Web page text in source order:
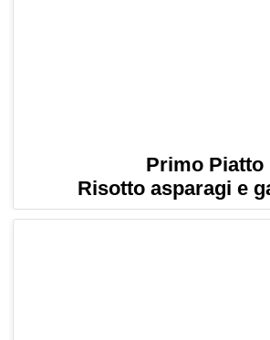
Primo Piatto
Risotto asparagi e